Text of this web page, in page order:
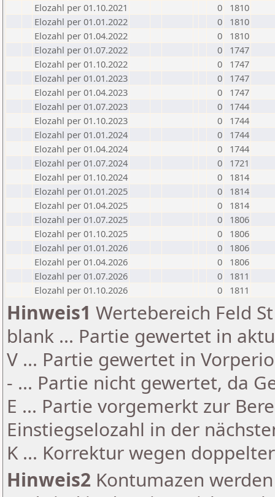
Elozahl per 01.10.2021
0
1810
Elozahl per 01.01.2022
0
1810
Elozahl per 01.04.2022
0
1810
Elozahl per 01.07.2022
0
1747
Elozahl per 01.10.2022
0
1747
Elozahl per 01.01.2023
0
1747
Elozahl per 01.04.2023
0
1747
Elozahl per 01.07.2023
0
1744
Elozahl per 01.10.2023
0
1744
Elozahl per 01.01.2024
0
1744
Elozahl per 01.04.2024
0
1744
Elozahl per 01.07.2024
0
1721
Elozahl per 01.10.2024
0
1814
Elozahl per 01.01.2025
0
1814
Elozahl per 01.04.2025
0
1814
Elozahl per 01.07.2025
0
1806
Elozahl per 01.10.2025
0
1806
Elozahl per 01.01.2026
0
1806
Elozahl per 01.04.2026
0
1806
Elozahl per 01.07.2026
0
1811
Elozahl per 01.10.2026
0 1811
Hinweis1 Wertebereich Feld
blank ... Partie gewertet in
V ... Partie gewertet in
- ... Partie nicht gewertet, da
E ... Partie vorgemerkt zur
Einstiegselozahl in der
K ... Korrektur wegen
Hinweis2 Kontumazen